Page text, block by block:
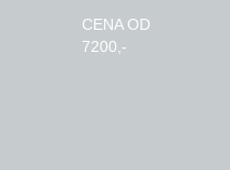
7200,-
CENA OD